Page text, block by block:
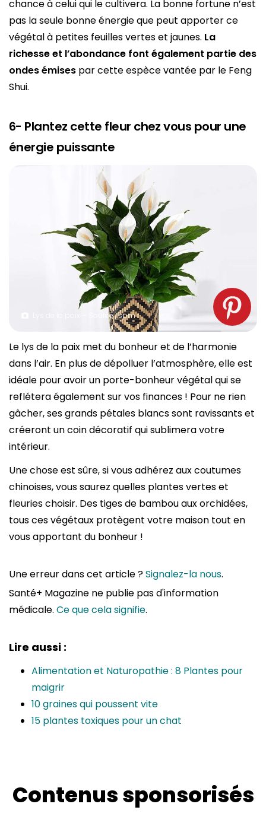
chance à celui qui le cultivera. La bonne fortune n’est
pas la seule bonne énergie que peut apporter ce
végétal à petites feuilles vertes et jaunes. La
richesse et l’abondance font également partie des
ondes émises par cette espèce vantée par le Feng
Shui.
6- Plantez cette fleur chez vous pour une
énergie puissante
Lys de la paix – Source : spm
Le lys de la paix met du bonheur et de l’harmonie
dans l’air. En plus de dépolluer l’atmosphère, elle est
idéale pour avoir un porte-bonheur végétal qui se
reflétera également sur vos finances ! Pour ne rien
gâcher, ses grands pétales blancs sont ravissants et
créeront un coin décoratif qui sublimera votre
intérieur.
Une chose est sûre, si vous adhérez aux coutumes
chinoises, vous saurez quelles plantes vertes et
fleuries choisir. Des tiges de bambou aux orchidées,
tous ces végétaux protègent votre maison tout en
vous apportant du bonheur !
Une erreur dans cet article ?Signalez-la nous.
Santé+ Magazine ne publie pas d'information
médicale. Ce que cela signifie.
Lire aussi :
Alimentation et Naturopathie : 8 Plantes pour
maigrir
10 graines qui poussent vite
15 plantes toxiques pour un chat
Contenus sponsorisés